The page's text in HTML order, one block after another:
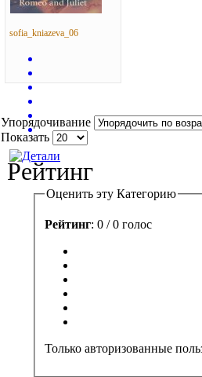
sofia_kniazeva_06
Упорядочивание
Показать
Рейтинг
Оценить эту Категорию
Рейтинг: 0 / 0 голос
Только авторизованные